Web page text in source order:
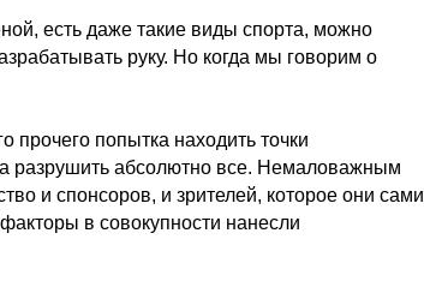
есть даже такие виды спорта, можно
руку. Но когда мы говорим о
прочего попытка находить точки
разрушить абсолютно все. Немаловажным
и спонсоров, и зрителей, которое они сами
в совокупности нанесли